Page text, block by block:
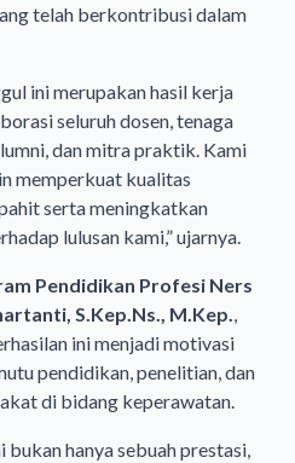
telah berkontribusi dalam
ini merupakan hasil kerja
seluruh dosen, tenaga
dan mitra praktik. Kami
memperkuat kualitas
serta meningkatkan
lulusan kami,” ujarnya.
Pendidikan Profesi Ners
S.Kep.Ns., M.Kep.,
ini menjadi motivasi
pendidikan, penelitian, dan
di bidang keperawatan.
hanya sebuah prestasi,